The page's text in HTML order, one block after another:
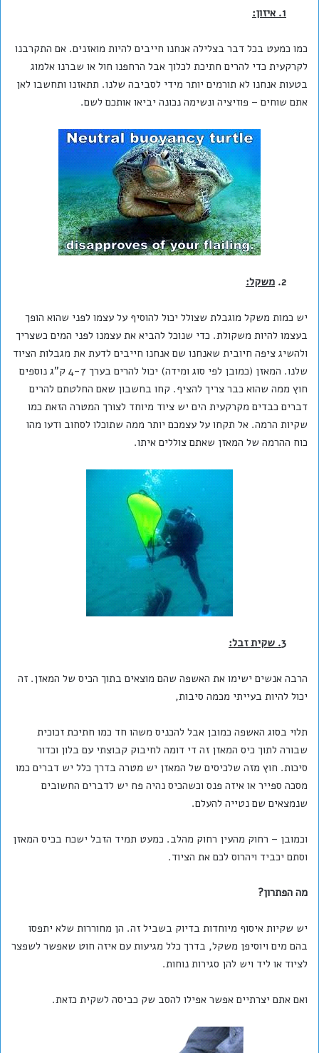
1. איזון:
כמו כמעט בכל דבר בצלילה אנחנו חייבים להיות מואזנים. אם התקרבנו
לקרקעית כדי להרים חתיכת לכלוך אבל הרחפנו חול או שברנו אלמוג
בטעות אנחנו לא תורמים יותר מידי לסביבה שלנו. תתאזנו ותחשבו לאן
אתם שוחים – פוזיציה ונשימה נכונה יביאו אותכם לשם.
2. משקל:
יש כמות משקל מוגבלת שצולל יכול להוסיף על עצמו לפני שהוא הופך
בעצמו להיות משקולת. כדי שנוכל להביא את עצמנו לפני המים כשצריך
ולהשיג ציפה חיובית שאנחנו שם אנחנו חייבים לדעת את מגבלות הציוד
שלנו. המאזן (כמובן לפי סוג ומידה) יכול להרים בערך 4-7 ק"ג נוספים
חוץ ממה שהוא כבר צריך להציף. קחו בחשבון שאם החלטתם להרים
דברים כבדים מקרקעית הים יש ציוד מיוחד לצורך המטרה הזאת כמו
שקיות הרמה. אל תקחו על עצמכם יותר ממה שתוכלו לסחוב ודעו מהו
כוח ההרמה של המאזן שאתם צוללים איתו.
3. שקית זבל:
הרבה אנשים ישימו את האשפה שהם מוצאים בתוך הכיס של המאזן. זה
יכול להיות בעייתי מכמה סיבות,
תלוי בסוג האשפה כמובן אבל להכניס משהו חד כמו חתיכת זכוכית
שבורה לתוך כיס המאזן זה די דומה לחיבוק קבוצתי עם בלון וכדור
סיכות. חוץ מזה שלכיסים של המאזן יש מטרה בדרך כלל יש דברים כמו
מסכה ספייר או איזה פנס וכשהכיס נהיה פח יש לדברים החשובים
שנמצאים שם נטייה להעלם.
וכמובן – רחוק מהעין רחוק מהלב. כמעט תמיד הזבל ישכח בכיס המאזן
וסתם יכביד ויהרוס לכם את הציוד.
מה הפתרון?
יש שקיות איסוף מיוחדות בדיוק בשביל זה. הן מחוררות שלא יתפסו
בהם מים ויוסיפן משקל, בדרך כלל מגיעות עם איזה חוט שאפשר לשפצר
לציוד או ליד ויש להן סגירות נוחות.
ואם אתם יצרתיים אפשר אפילו להסב שק כביסה לשקית כזאת.